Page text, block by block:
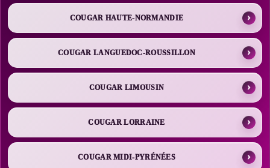
COUGAR HAUTE-NORMANDIE
COUGAR LANGUEDOC-ROUSSILLON
COUGAR LIMOUSIN
COUGAR LORRAINE
COUGAR MIDI-PYRÉNÉES